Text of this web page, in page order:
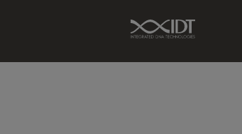
IDT Link